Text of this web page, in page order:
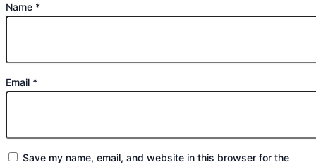
Name *
Email *
Save my name, email, and website in this browser for the